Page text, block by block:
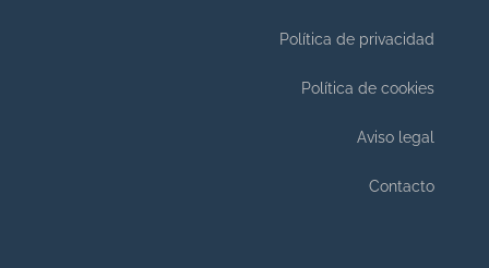
Política de privacidad
Política de cookies
Aviso legal
Contacto